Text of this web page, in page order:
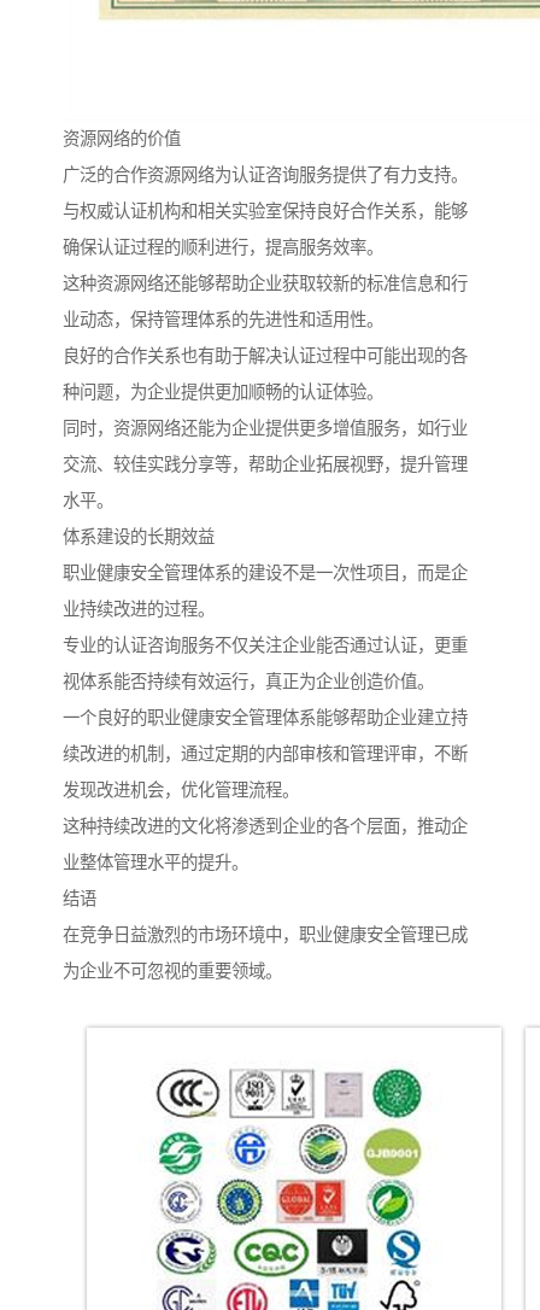
资源网络的价值
广泛的合作资源网络为认证咨询服务提供了有力支持。
与权威认证机构和相关实验室保持良好合作关系，能够
确保认证过程的顺利进行，提高服务效率。
这种资源网络还能够帮助企业获取较新的标准信息和行
业动态，保持管理体系的先进性和适用性。
良好的合作关系也有助于解决认证过程中可能出现的各
种问题，为企业提供更加顺畅的认证体验。
同时，资源网络还能为企业提供更多增值服务，如行业
交流、较佳实践分享等，帮助企业拓展视野，提升管理
水平。
体系建设的长期效益
职业健康安全管理体系的建设不是一次性项目，而是企
业持续改进的过程。
专业的认证咨询服务不仅关注企业能否通过认证，更重
视体系能否持续有效运行，真正为企业创造价值。
一个良好的职业健康安全管理体系能够帮助企业建立持
续改进的机制，通过定期的内部审核和管理评审，不断
发现改进机会，优化管理流程。
这种持续改进的文化将渗透到企业的各个层面，推动企
业整体管理水平的提升。
结语
在竞争日益激烈的市场环境中，职业健康安全管理已成
为企业不可忽视的重要领域。